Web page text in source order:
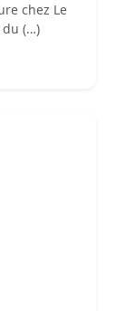
chez Le
(…)